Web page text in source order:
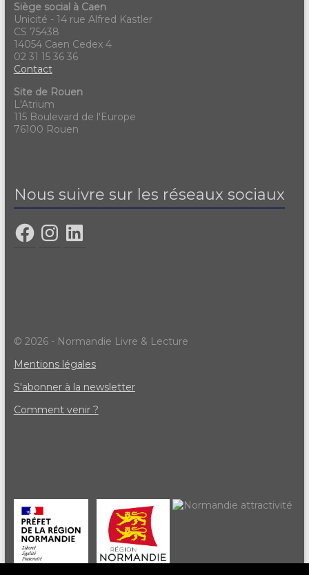
Siège social à Caen
Unicité - 14 rue Alfred Kastler
CS 75438
14054 Caen Cedex 4
02 31 15 36 36
Contact
Site de Rouen
L'Atrium
115 Boulevard de l'Europe
76100 Rouen
Nous suivre sur les réseaux sociaux
© 2026 - Normandie Livre & Lecture
Mentions légales
S'abonner à la newsletter
Comment venir ?